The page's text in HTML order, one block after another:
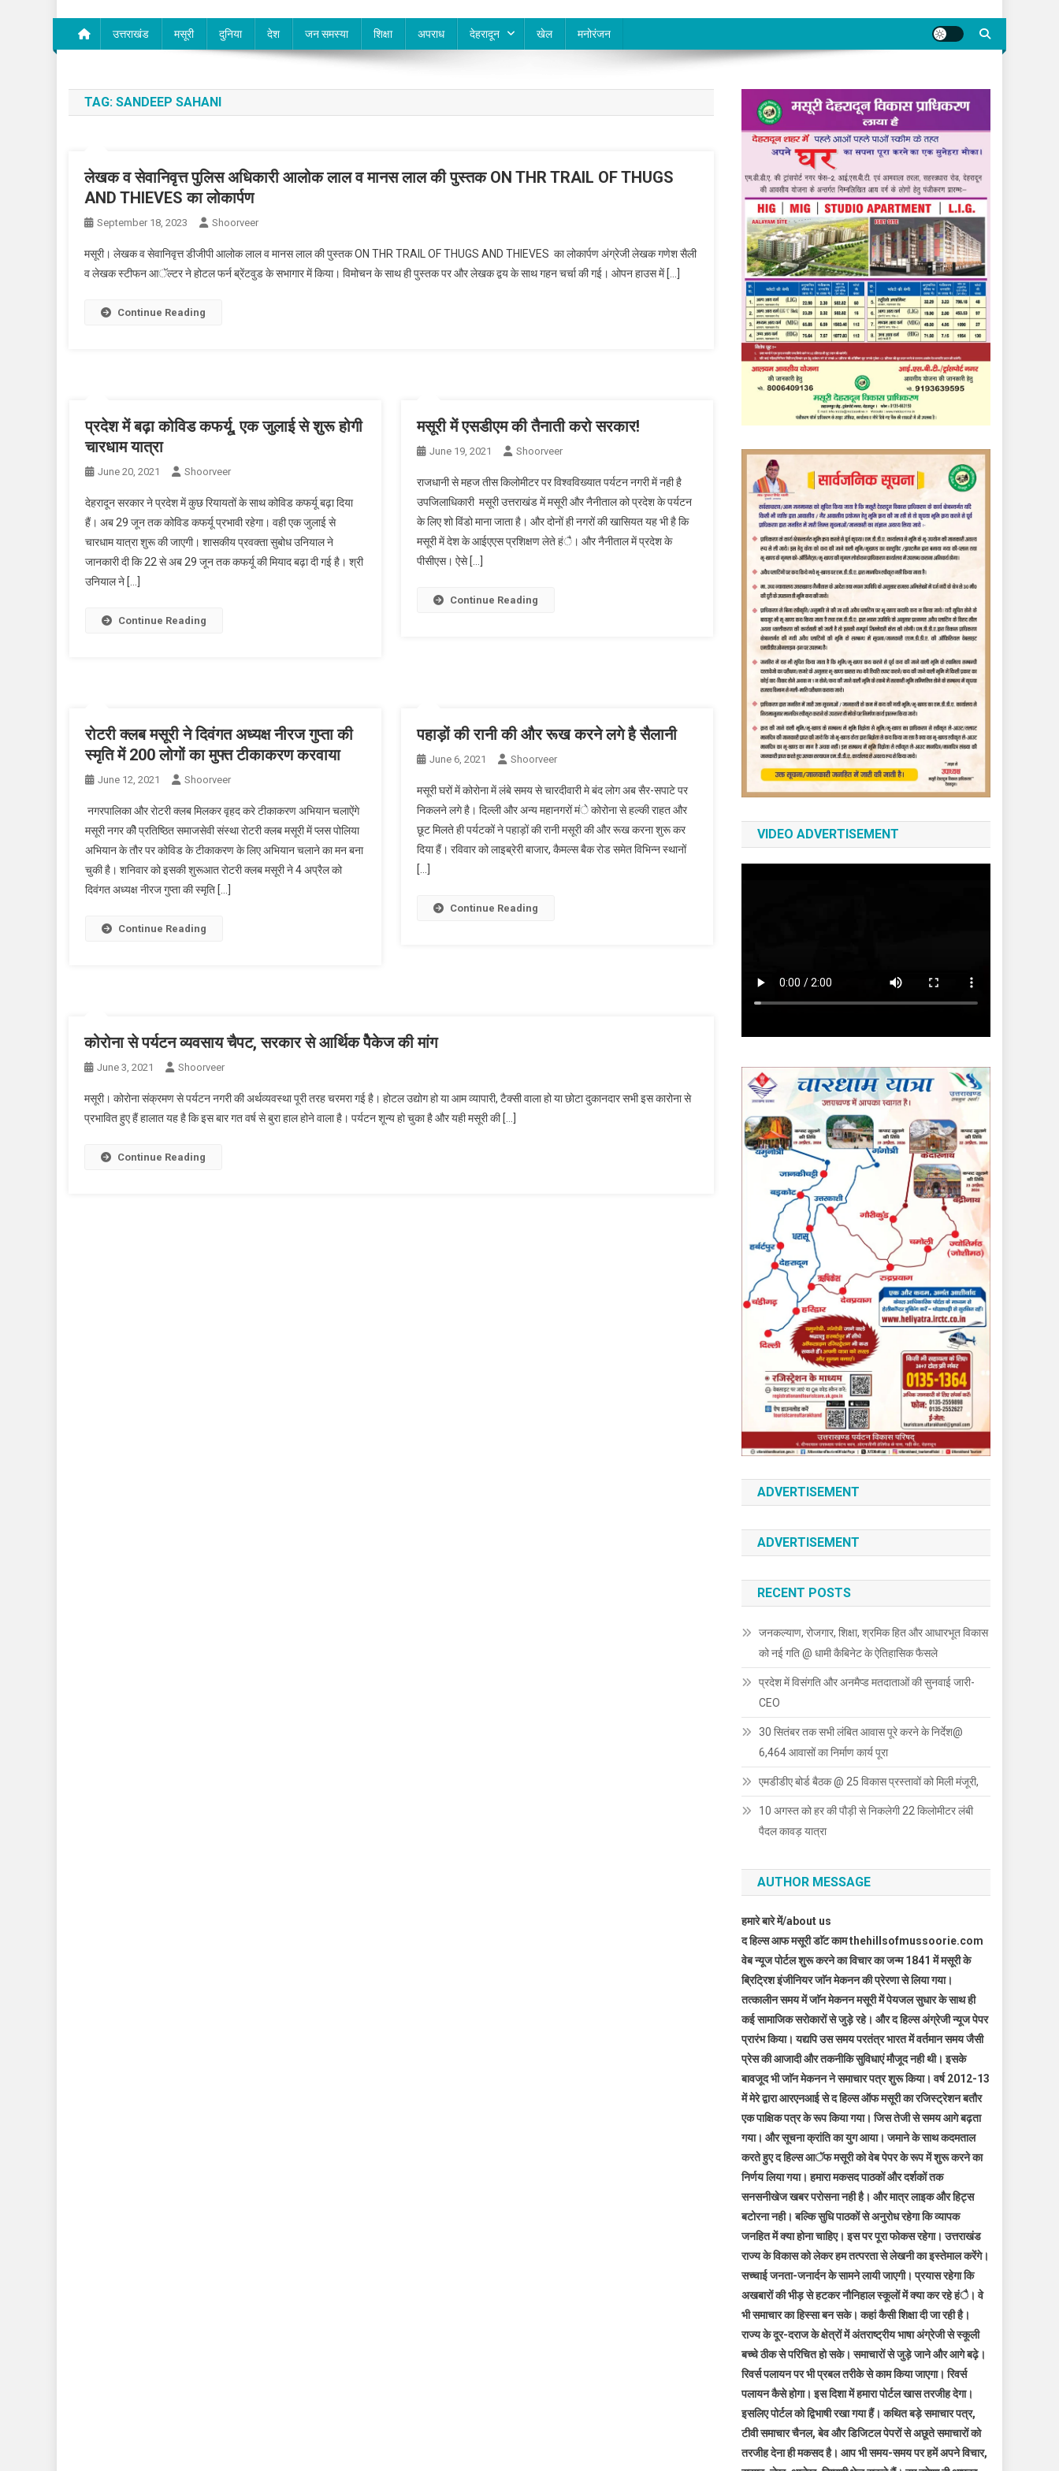
उत्तराखंड मसूरी दुनिया देश जन समस्या शिक्षा अपराध देहरादून खेल मनोरंजन
TAG: SANDEEP SAHANI
लेखक व सेवानिवृत्त पुलिस अधिकारी आलोक लाल व मानस लाल की पुस्तक ON THR TRAIL OF THUGS
AND THIEVES का लोकार्पण
September 18, 2023 Shoorveer
मसूरी। लेखक व सेवानिवृत्त डीजीपी आलोक लाल व मानस लाल की पुस्तक ON THR TRAIL OF THUGS AND THIEVES का लोकार्पण अंग्रेजी लेखक गणेश सैली
व लेखक स्टीफन आॅल्टर ने होटल फर्न ब्रेंटवुड के सभागार में किया। विमोचन के साथ ही पुस्तक पर और लेखक द्वय के साथ गहन चर्चा की गई। ओपन हाउस में […]
Continue Reading
प्रदेश में बढ़ा कोविड कफर्यू, एक जुलाई से शुरू होगी
चारधाम यात्रा
June 20, 2021 Shoorveer
देहरादून सरकार ने प्रदेश में कुछ रियायतों के साथ कोविड कफर्यू बढ़ा दिया
हैं। अब 29 जून तक कोविड कफर्यू प्रभावी रहेगा। वही एक जुलाई से
चारधाम यात्रा शुरू की जाएगी। शासकीय प्रवक्ता सुबोध उनियाल ने
जानकारी दी कि 22 से अब 29 जून तक कफर्यू की मियाद बढ़ा दी गई है। श्री
उनियाल ने […]
Continue Reading
मसूरी में एसडीएम की तैनाती करो सरकार!
June 19, 2021 Shoorveer
राजधानी से महज तीस किलोमीटर पर विश्वविख्यात पर्यटन नगरी में नही है
उपजिलाधिकारी मसूरी उत्तराखंड में मसूरी और नैनीताल को प्रदेश के पर्यटन
के लिए शो विंडो माना जाता है। और दोनों ही नगरों की खासियत यह भी है कि
मसूरी में देश के आईएएस प्रशिक्षण लेते हंै। और नैनीताल में प्रदेश के
पीसीएस। ऐसे […]
Continue Reading
रोटरी क्लब मसूरी ने दिवंगत अध्यक्ष नीरज गुप्ता की
स्मृति में 200 लोगों का मुफ्त टीकाकरण करवाया
June 12, 2021 Shoorveer
नगरपालिका और रोटरी क्लब मिलकर वृहद करे टीकाकरण अभियान चलाऐंगे
मसूरी नगर कीे प्रतिष्ठित समाजसेवी संस्था रोटरी क्लब मसूरी में प्लस पोलिया
अभियान के तौर पर कोविड के टीकाकरण के लिए अभियान चलाने का मन बना
चुकी है। शनिवार को इसकी शुरूआत रोटरी क्लब मसूरी ने 4 अप्रैल को
दिवंगत अध्यक्ष नीरज गुप्ता की स्मृति […]
Continue Reading
पहाड़ों की रानी की और रूख करने लगे है सैलानी
June 6, 2021 Shoorveer
मसूरी घरों में कोरोना में लंबे समय से चारदीवारी मे बंद लोग अब सैर-सपाटे पर
निकलने लगे है। दिल्ली और अन्य महानगरों मंे कोरोना से हल्की राहत और
छूट मिलते ही पर्यटकों ने पहाड़ों की रानी मसूरी की और रूख करना शुरू कर
दिया हैं। रविवार को लाइब्रेरी बाजार, कैमल्स बैक रोड समेत विभिन्न स्थानों
[…]
Continue Reading
कोरोना से पर्यटन व्यवसाय चैपट, सरकार से आर्थिक पैेकेज की मांग
June 3, 2021 Shoorveer
मसूरी। कोरोना संक्रमण से पर्यटन नगरी की अर्थव्यवस्था पूरी तरह चरमरा गई है। होटल उद्योग हो या आम व्यापारी, टैक्सी वाला हो या छोटा दुकानदार सभी इस कारोना से
प्रभावित हुए हैं हालात यह है कि इस बार गत वर्ष से बुरा हाल होने वाला है। पर्यटन शून्य हो चुका है और यही मसूरी की […]
Continue Reading
VIDEO ADVERTISEMENT
ADVERTISEMENT
ADVERTISEMENT
RECENT POSTS
जनकल्याण, रोजगार, शिक्षा, श्रमिक हित और आधारभूत विकास
को नई गति @ धामी कैबिनेट के ऐतिहासिक फैसले
प्रदेश में विसंगति और अनमैप्ड मतदाताओं की सुनवाई जारी-
CEO
30 सितंबर तक सभी लंबित आवास पूरे करने के निर्देश@
6,464 आवासों का निर्माण कार्य पूरा
एमडीडीए बोर्ड बैठक @ 25 विकास प्रस्तावों को मिली मंजूरी,
10 अगस्त को हर की पौड़ी से निकलेगी 22 किलोमीटर लंबी
पैदल कावड़ यात्रा
AUTHOR MESSAGE
हमारे बारे में/about us
द हिल्स आफ मसूरी डाॅट काम thehillsofmussoorie.com
वेब न्यूज पोर्टल शुरू करने का विचार का जन्म 1841 में मसूरी के
ब्रिट्रिश इंजीनियर जाॅन मेकनन की प्रेरणा से लिया गया।
तत्कालीन समय में जाॅन मेकनन मसूरी में पेयजल सुधार के साथ ही
कई सामाजिक सरोकारों से जुड़े रहे। और द हिल्स अंग्रेजी न्यूज पेपर
प्रारंभ किया। यद्यपि उस समय परतंत्र भारत में वर्तमान समय जैसी
प्रेस की आजादी और तकनीकि सुविधाएं मौजूद नही थी। इसके
बावजूद भी जाॅन मेकनन ने समाचार पत्र शुरू किया। वर्ष 2012-13
में मेरे द्वारा आरएनआई से द हिल्स ऑफ मसूरी का रजिस्ट्रेशन बतौर
एक पाक्षिक पत्र के रूप किया गया। जिस तेजी से समय आगे बढ़ता
गया। और सूचना क्रांति का युग आया। जमाने के साथ कदमताल
करते हुए द हिल्स आॅफ मसूरी को वेब पेपर के रूप में शुरू करने का
निर्णय लिया गया। हमारा मकसद पाठकों और दर्शकों तक
सनसनीखेज खबर परोसना नही है। और मात्र लाइक और हिट्स
बटोरना नही। बल्कि सुधि पाठकों से अनुरोध रहेगा कि व्यापक
जनहित में क्या होना चाहिए। इस पर पूरा फोकस रहेगा। उत्तराखंड
राज्य के विकास को लेकर हम तत्परता से लेखनी का इस्तेमाल करेंगे।
सच्चाई जनता-जनार्दन के सामने लायी जाएगी। प्रयास रहेगा कि
अखबारों की भीड़ से हटकर नौनिहाल स्कूलों में क्या कर रहे हंै। वे
भी समाचार का हिस्सा बन सके। कहां कैसी शिक्षा दी जा रही है।
राज्य के दूर-दराज के क्षेत्रों में अंतराष्ट्रीय भाषा अंग्रेजी से स्कूली
बच्चे ठीक से परिचित हो सके। समाचारों से जुड़े जाने और आगे बढ़े।
रिवर्स पलायन पर भी प्रबल तरीके से काम किया जाएगा। रिवर्स
पलायन कैसे होगा। इस दिशा में हमारा पोर्टल खास तरजीह देगा।
इसलिए पोर्टल को द्विभाषी रखा गया हैं। कथित बड़े समाचार पत्र,
टीवी समाचार चैनल, बेव और डिजिटल पेपरों से अछूते समाचारों को
तरजीह देना ही मकसद है। आप भी समय-समय पर हमें अपने विचार,